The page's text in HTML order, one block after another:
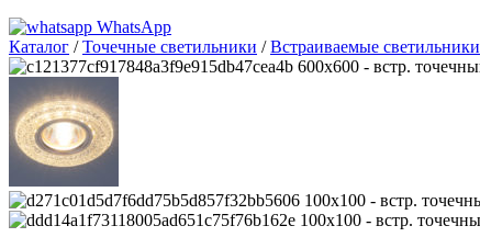
WhatsApp
Каталог /Точечные светильники /Встраиваемые светильники